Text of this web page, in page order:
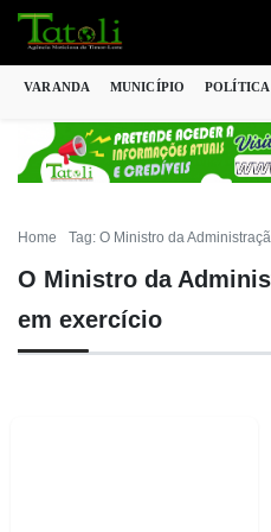
VARANDA MUNICÍPIO POLÍTICA
Home Tag: O Ministro da
O Ministro da
em exercício